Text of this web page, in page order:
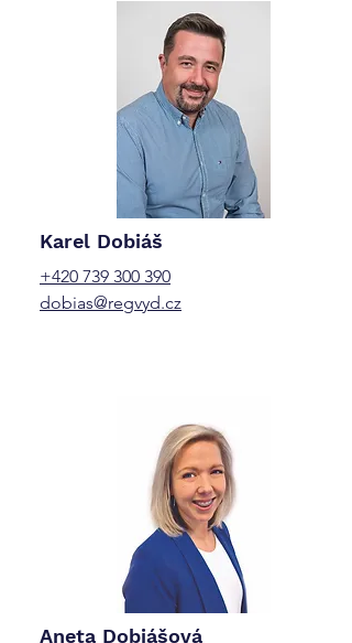
Karel Dobiáš
+420 739 300 390
dobias@regvyd.cz
Aneta Dobiášová